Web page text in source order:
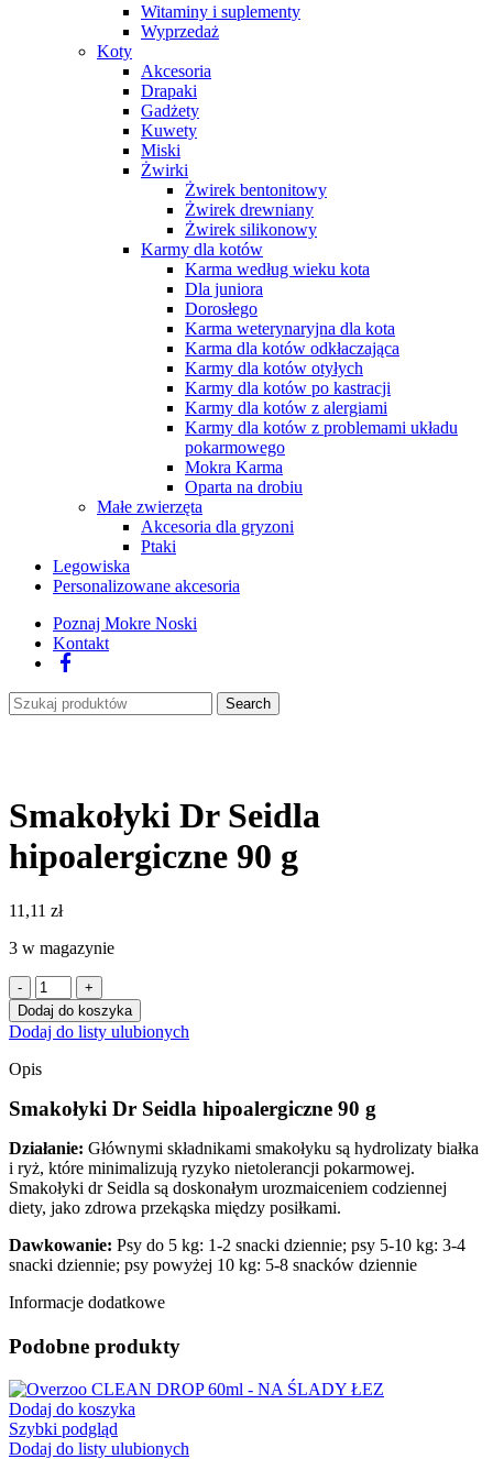
Witaminy i suplementy
Wyprzedaż
Koty
Akcesoria
Drapaki
Gadżety
Kuwety
Miski
Żwirki
Żwirek bentonitowy
Żwirek drewniany
Żwirek silikonowy
Karmy dla kotów
Karma według wieku kota
Dla juniora
Dorosłego
Karma weterynaryjna dla kota
Karma dla kotów odkłaczająca
Karmy dla kotów otyłych
Karmy dla kotów po kastracji
Karmy dla kotów z alergiami
Karmy dla kotów z problemami układu
pokarmowego
Mokra Karma
Oparta na drobiu
Małe zwierzęta
Akcesoria dla gryzoni
Ptaki
Legowiska
Personalizowane akcesoria
Poznaj Mokre Noski
Kontakt
Search
Smakołyki Dr Seidla
hipoalergiczne 90 g
11,11 zł
3 w magazynie
ilość
Smakołyki
Dr
Seidla
hipoalergiczne
g
Dodaj do koszyka
Dodaj do listy ulubionych
Opis
Smakołyki Dr Seidla hipoalergiczne 90 g
Działanie: Głównymi składnikami smakołyku są hydrolizaty białka
i ryż, które minimalizują ryzyko nietolerancji pokarmowej.
Smakołyki dr Seidla są doskonałym urozmaiceniem codziennej
diety, jako zdrowa przekąska między posiłkami.
Dawkowanie: Psy do 5 kg: 1-2 snacki dziennie; psy 5-10 kg: 3-4
snacki dziennie; psy powyżej 10 kg: 5-8 snacków dziennie
Informacje dodatkowe
Podobne produkty
Dodaj do koszyka
Szybki podgląd
Dodaj do listy ulubionych